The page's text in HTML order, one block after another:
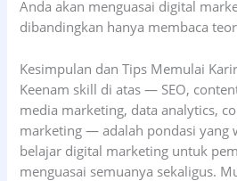
Anda akan menguasai digital
dibandingkan hanya membaca
Kesimpulan dan Tips Memulai
Keenam skill di atas — SEO,
media marketing, data analytics,
marketing — adalah pondasi yang
belajar digital marketing untuk
menguasai semuanya sekaligus.